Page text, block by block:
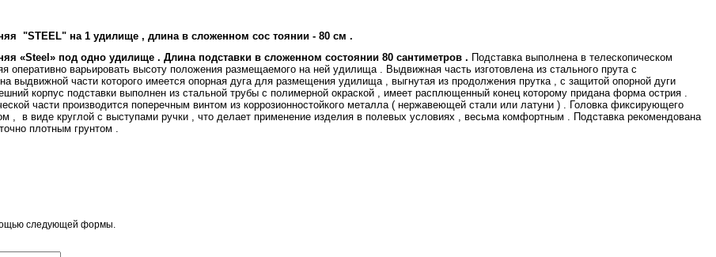
"STEEL" на 1 удилище , длина в сложенном сос тоянии - 80 см .
«Steel » под одно удилище . Длина подставки в сложенном состоянии 80 сантиметров . Подставка выполнена в телескопическом
оперативно варьировать высоту положения размещаемого на ней удилища . Выдвижная часть изготовлена из стального прута с
выдвижной части которого имеется опорная дуга для размещения удилища , выгнутая из продолжения прутка , с защитой опорной дуги
корпус подставки выполнен из стальной трубы с полимерной окраской , имеет расплющенный конец которому придана форма острия .
части производится поперечным винтом из коррозионностойкого металла ( нержавеющей стали или латуни ) . Головка фиксирующего
, в виде круглой с выступами ручки , что делает применение изделия в полевых условиях , весьма комфортным . Подставка рекомендована
плотным грунтом .
следующей формы.